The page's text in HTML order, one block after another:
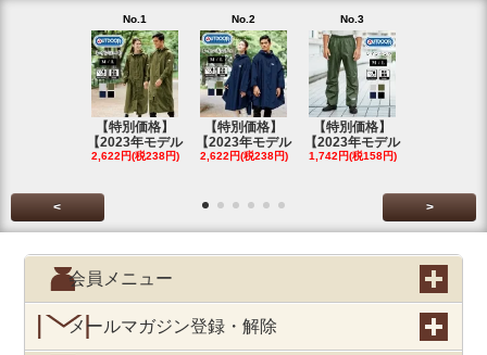
No.1
【特別価格】
【2023年モデル
2,622円(税238円)
No.2
【特別価格】
【2023年モデル
2,622円(税238円)
No.3
【特別価格】
【2023年モデル
1,742円(税158円)
< >
会員メニュー
メールマガジン登録・解除